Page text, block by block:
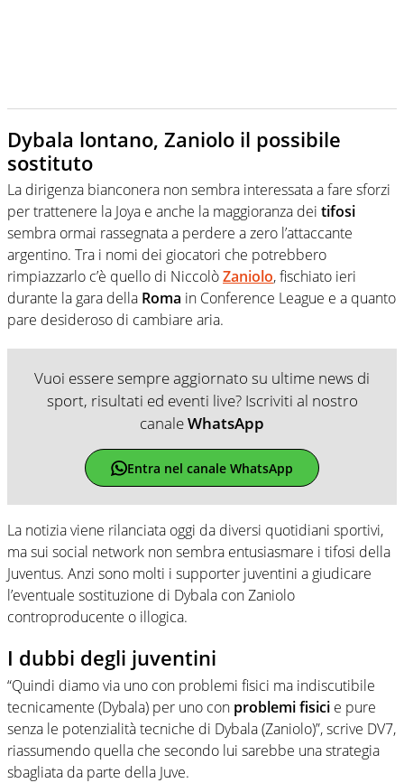
Dybala lontano, Zaniolo il possibile
sostituto
La dirigenza bianconera non sembra interessata a fare sforzi
per trattenere la Joya e anche la maggioranza dei tifosi
sembra ormai rassegnata a perdere a zero l’attaccante
argentino. Tra i nomi dei giocatori che potrebbero
rimpiazzarlo c’è quello di NiccolòZaniolo, fischiato ieri
durante la gara della Roma in Conference League e a quanto
pare desideroso di cambiare aria.
Vuoi essere sempre aggiornato su ultime news di
sport, risultati ed eventi live? Iscriviti al nostro
canaleWhatsApp
Entra nel canale WhatsApp
La notizia viene rilanciata oggi da diversi quotidiani sportivi,
ma sui social network non sembra entusiasmare i tifosi della
Juventus. Anzi sono molti i supporter juventini a giudicare
l’eventuale sostituzione di Dybala con Zaniolo
controproducente o illogica.
I dubbi degli juventini
“Quindi diamo via uno con problemi fisici ma indiscutibile
tecnicamente (Dybala) per uno con problemi fisici e pure
senza le potenzialità tecniche di Dybala (Zaniolo)”, scrive DV7,
riassumendo quella che secondo lui sarebbe una strategia
sbagliata da parte della Juve.